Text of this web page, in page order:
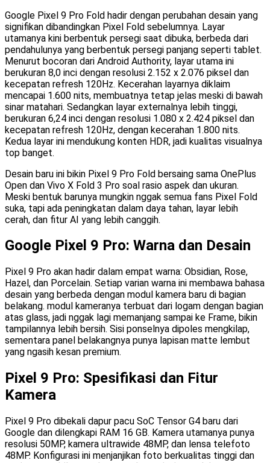
Google Pixel 9 Pro Fold hadir dengan perubahan desain yang
signifikan dibandingkan Pixel Fold sebelumnya. Layar
utamanya kini berbentuk persegi saat dibuka, berbeda dari
pendahulunya yang berbentuk persegi panjang seperti tablet.
Menurut bocoran dari Android Authority, layar utama ini
berukuran 8,0 inci dengan resolusi 2.152 x 2.076 piksel dan
kecepatan refresh 120Hz. Kecerahan layarnya diklaim
mencapai 1.600 nits, membuatnya tetap jelas meski di bawah
sinar matahari. Sedangkan layar externalnya lebih tinggi,
berukuran 6,24 inci dengan resolusi 1.080 x 2.424 piksel dan
kecepatan refresh 120Hz, dengan kecerahan 1.800 nits.
Kedua layar ini mendukung konten HDR, jadi kualitas visualnya
top banget.
Desain baru ini bikin Pixel 9 Pro Fold bersaing sama OnePlus
Open dan Vivo X Fold 3 Pro soal rasio aspek dan ukuran.
Meski bentuk barunya mungkin nggak semua fans Pixel Fold
suka, tapi ada peningkatan dalam daya tahan, layar lebih
cerah, dan fitur AI yang lebih canggih.
Google Pixel 9 Pro: Warna dan Desain
Pixel 9 Pro akan hadir dalam empat warna: Obsidian, Rose,
Hazel, dan Porcelain. Setiap varian warna ini membawa bahasa
desain yang berbeda dengan modul kamera baru di bagian
belakang. modul kameranya terbuat dari logam dengan bagian
atas glass, jadi nggak lagi memanjang sampai ke Frame, bikin
tampilannya lebih bersih. Sisi ponselnya dipoles mengkilap,
sementara panel belakangnya punya lapisan matte lembut
yang ngasih kesan premium.
Pixel 9 Pro: Spesifikasi dan Fitur
Kamera
Pixel 9 Pro dibekali dapur pacu SoC Tensor G4 baru dari
Google dan dilengkapi RAM 16 GB. Kamera utamanya punya
resolusi 50MP, kamera ultrawide 48MP, dan lensa telefoto
48MP. Konfigurasi ini menjanjikan foto berkualitas tinggi dan